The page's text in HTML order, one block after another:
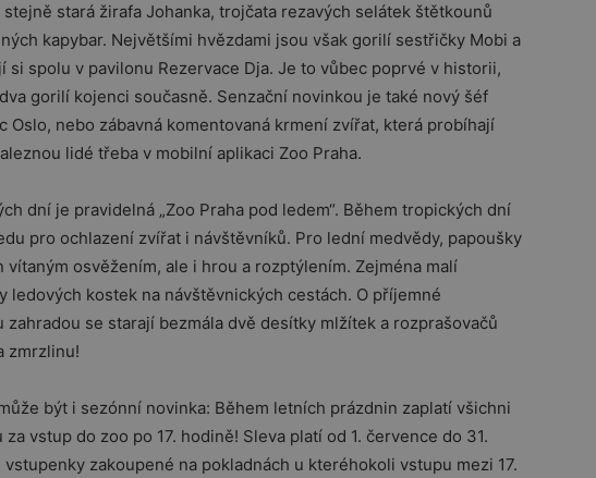
stará žirafa Johanka, trojčata rezavých selátek štětkounů
kapybar. Největšími hvězdami jsou však gorilí sestřičky Mobi a
si spolu v pavilonu Rezervace Dja. Je to vůbec poprvé v historii,
gorilí kojenci současně. Senzační novinkou je také nový šéf
Oslo, nebo zábavná komentovaná krmení zvířat, která probíhají
lidé třeba v mobilní aplikaci Zoo Praha.
dní je pravidelná „Zoo Praha pod ledem“. Během tropických dní
pro ochlazení zvířat i návštěvníků. Pro lední medvědy, papoušky
osvěžením, ale i hrou a rozptýlením. Zejména malí
ledových kostek na návštěvnických cestách. O příjemné
se starají bezmála dvě desítky mlžítek a rozprašovačů
zmrzlinu!
být i sezónní novinka: Během letních prázdnin zaplatí všichni
vstup do zoo po 17. hodině! Sleva platí od 1. července do 31.
zakoupené na pokladnách u kteréhokoli vstupu mezi 17.